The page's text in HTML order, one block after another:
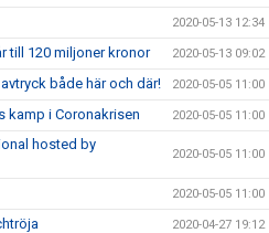
2020-05-13 12:34
till 120 miljoner kronor 2020-05-13 09:02
både här och där! 2020-05-05 11:00
kamp i Coronakrisen 2020-05-05 11:00
hosted by
2020-05-05 11:00
2020-05-05 11:00
2020-04-27 19:12